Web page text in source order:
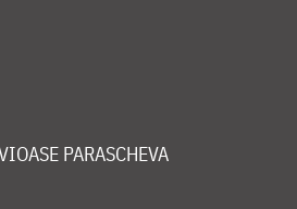
PARASCHEVA